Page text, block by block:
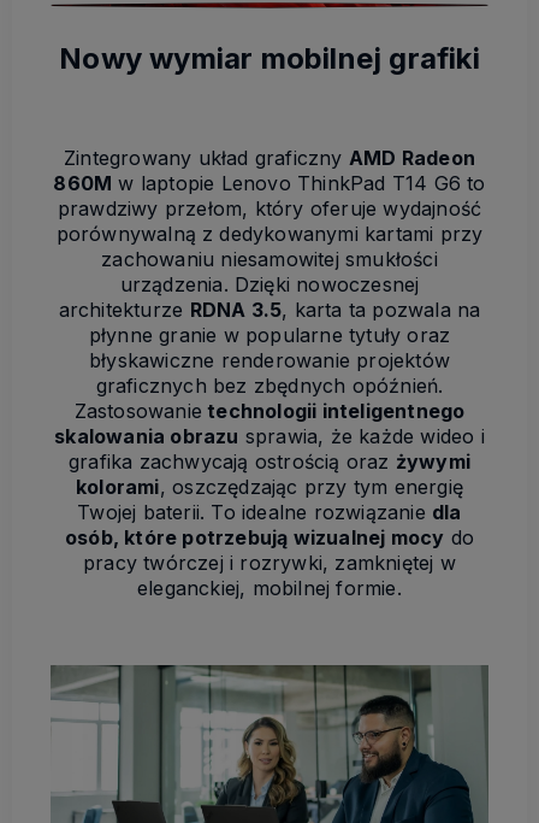
Nowy wymiar mobilnej grafiki
Zintegrowany układ graficzny AMD Radeon
860M w laptopie Lenovo ThinkPad T14 G6 to
prawdziwy przełom, który oferuje wydajność
porównywalną z dedykowanymi kartami przy
zachowaniu niesamowitej smukłości
urządzenia. Dzięki nowoczesnej
architekturze RDNA 3.5, karta ta pozwala na
płynne granie w popularne tytuły oraz
błyskawiczne renderowanie projektów
graficznych bez zbędnych opóźnień.
Zastosowanie technologii inteligentnego
skalowania obrazu sprawia, że każde wideo i
grafika zachwycają ostrością oraz żywymi
kolorami, oszczędzając przy tym energię
Twojej baterii. To idealne rozwiązanie dla
osób, które potrzebują wizualnej mocy do
pracy twórczej i rozrywki, zamkniętej w
eleganckiej, mobilnej formie.